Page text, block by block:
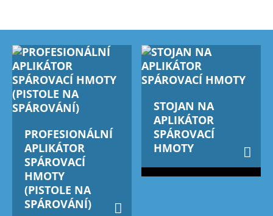
PROFESIONÁLNÍ
APLIKÁTOR
SPÁROVACÍ
HMOTY
(PISTOLE NA
SPÁROVÁNÍ)
STOJAN NA
APLIKÁTOR
SPÁROVACÍ
HMOTY